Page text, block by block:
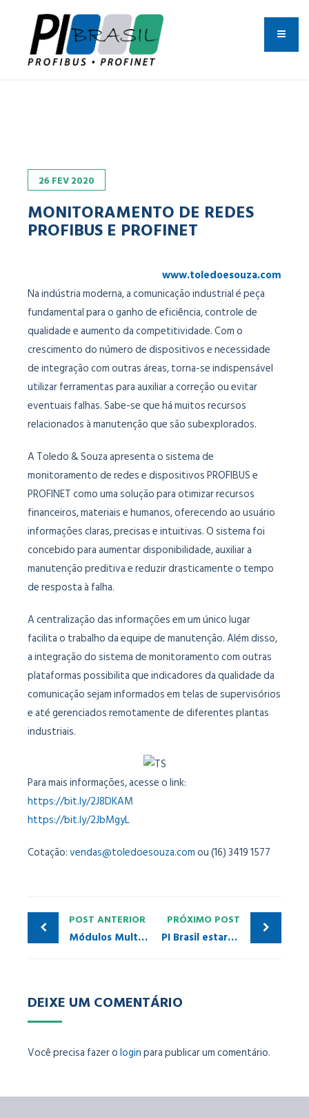
26 FEV2020
MONITORAMENTO DE REDES
PROFIBUS E PROFINET
www.toledoesouza.com
Na indústria moderna, a comunicação industrial é peça
fundamental para o ganho de eficiência, controle de
qualidade e aumento da competitividade. Com o
crescimento do número de dispositivos e necessidade
de integração com outras áreas, torna-se indispensável
utilizar ferramentas para auxiliar a correção ou evitar
eventuais falhas. Sabe-se que há muitos recursos
relacionados à manutenção que são subexplorados.
A Toledo & Souza apresenta o sistema de
monitoramento de redes e dispositivos PROFIBUS e
PROFINET como uma solução para otimizar recursos
financeiros, materiais e humanos, oferecendo ao usuário
informações claras, precisas e intuitivas. O sistema foi
concebido para aumentar disponibilidade, auxiliar a
manutenção preditiva e reduzir drasticamente o tempo
de resposta à falha.
A centralização das informações em um único lugar
facilita o trabalho da equipe de manutenção. Além disso,
a integração do sistema de monitoramento com outras
plataformas possibilita que indicadores da qualidade da
comunicação sejam informados em telas de supervisórios
e até gerenciados remotamente de diferentes plantas
industriais.
Para mais informações, acesse o link:
https://bit.ly/2J8DKAM
https://bit.ly/2JbMgyL
Cotação:vendas@toledoesouza.comou (16) 3419 1577
POST ANTERIOR
Módulos Multiprotocolos – simplifique o cabeamento de sua rede e garanta maior segurança contra surtos
PRÓXIMO POST
PI Brasil estará na Semana de Tecnologia do IFSP Cubatão
DEIXE UM COMENTÁRIO
Você precisa fazer ologinpara publicar um comentário.